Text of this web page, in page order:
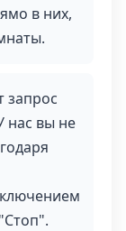
в них,
запрос
нас вы не